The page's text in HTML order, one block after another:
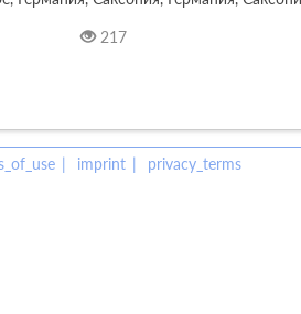
217
imprint privacy_terms